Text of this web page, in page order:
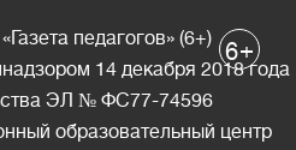
педагогов» (6+)
14 декабря 2018 года
ЭЛ № ФС77-74596
образовательный центр
6+